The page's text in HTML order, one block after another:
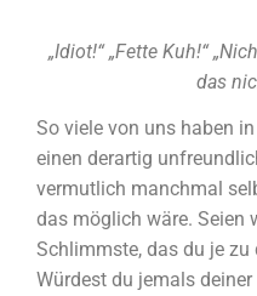
„Idiot!“ „Fette Kuh!“
das
So viele von uns haben
einen derartig
vermutlich manchmal
das möglich wäre. Seien
Schlimmste, das du je
Würdest du jemals